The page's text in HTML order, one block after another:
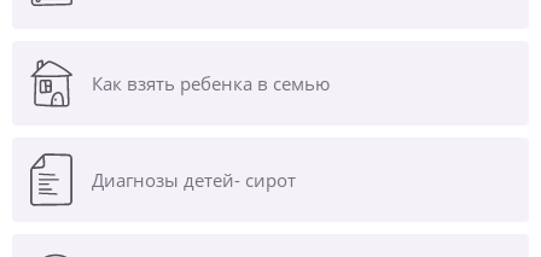
Как взять ребенка в семью
Диагнозы детей- сирот